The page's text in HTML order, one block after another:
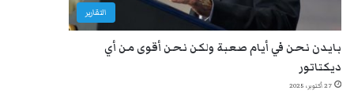
التقارير
بايدن نحن في أيام صعبة ولكن نحن أقوى من أي
ديكتاتور
27 أكتوبر، 2025